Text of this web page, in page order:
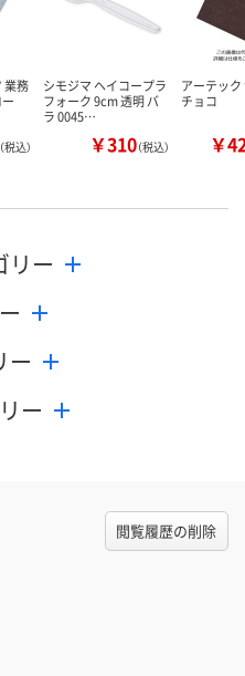
業務
（税込）
シモジマ ヘイコープラ
フォーク 9cm 透明 バ
ラ 0045…
￥310（税込）
アーテッ
チョコ
￥
リー
ー
ー
閲覧履歴の削除